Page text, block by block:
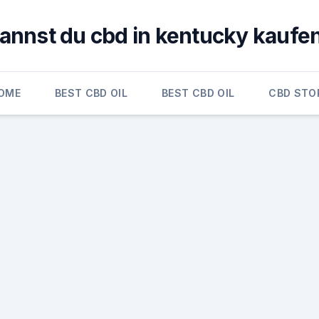
du cbd in kentucky
BEST CBD OIL BEST CBD OIL CBD